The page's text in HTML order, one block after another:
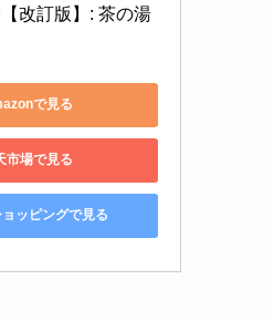
改訂版】: 茶の湯
で見る
市場で見る
ッピングで見る